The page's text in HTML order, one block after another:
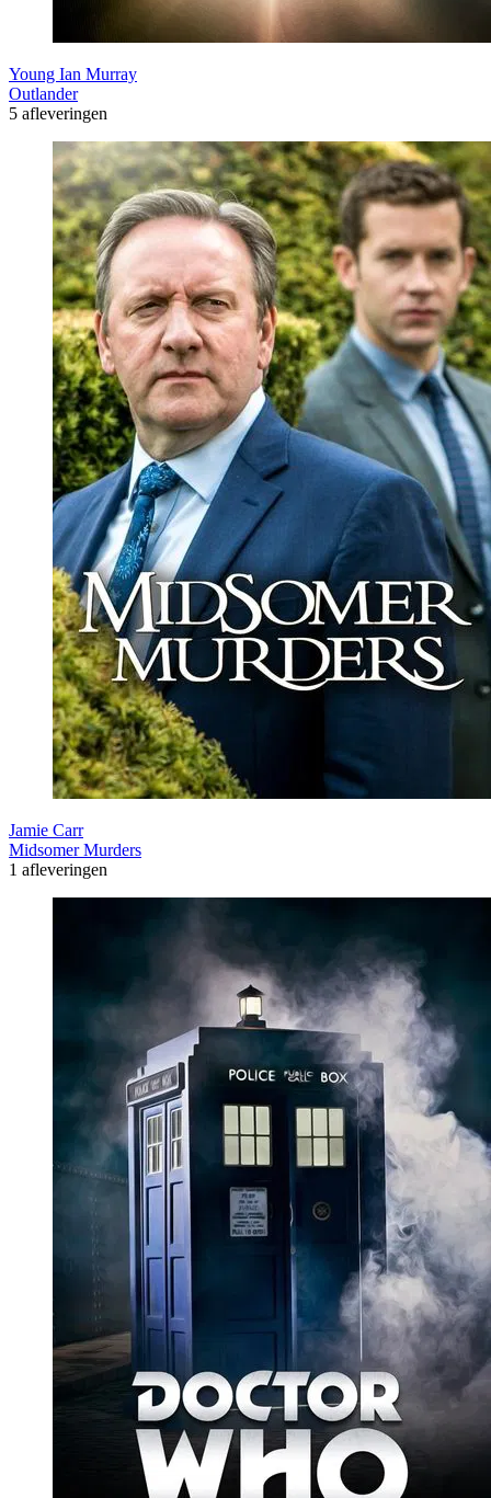
Young Ian Murray
Outlander
5 afleveringen
Jamie Carr
Midsomer Murders
1 afleveringen